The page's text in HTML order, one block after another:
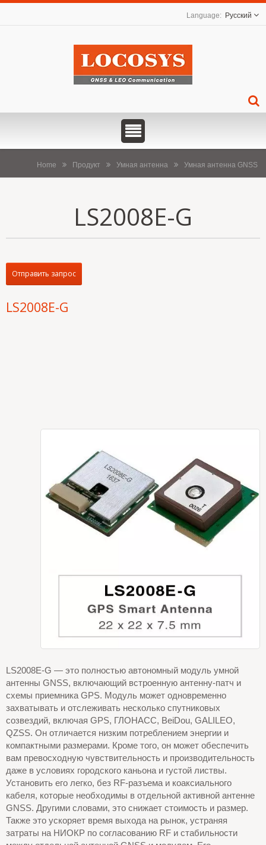
Русский
Home Продукт Умная антенна Умная антенна GNSS
LS2008E-G
Отправить запрос
LS2008E-G
LS2008E-G — это полностью автономный модуль умной
антенны GNSS, включающий встроенную антенну-патч и
схемы приемника GPS. Модуль может одновременно
захватывать и отслеживать несколько спутниковых
созвездий, включая GPS, ГЛОНАСС, BeiDou, GALILEO,
QZSS. Он отличается низким потреблением энергии и
компактными размерами. Кроме того, он может обеспечить
вам превосходную чувствительность и производительность
даже в условиях городского каньона и густой листвы.
Установить его легко, без RF-разъема и коаксиального
кабеля, которые необходимы в отдельной активной антенне
GNSS. Другими словами, это снижает стоимость и размер.
Также это ускоряет время выхода на рынок, устраняя
затраты на НИОКР по согласованию RF и стабильности